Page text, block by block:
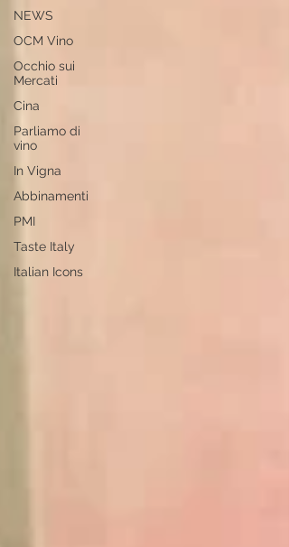
NEWS
OCM Vino
Occhio sui
Mercati
Cina
Parliamo di
vino
In Vigna
Abbinamenti
PMI
Taste Italy
Italian Icons